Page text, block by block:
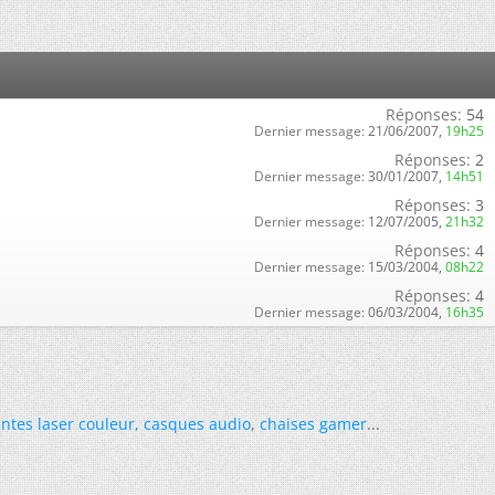
Réponses: 54
Dernier message: 21/06/2007, 19h25
Réponses: 2
Dernier message: 30/01/2007, 14h51
Réponses: 3
Dernier message: 12/07/2005, 21h32
Réponses: 4
Dernier message: 15/03/2004, 08h22
Réponses: 4
Dernier message: 06/03/2004, 16h35
laser couleur,casques audio,chaises gamer...